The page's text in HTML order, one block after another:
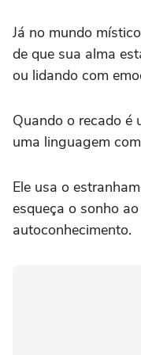
Já no mundo
de que sua alma
ou lidando com
Quando o recado é
uma linguagem
Ele usa o
esqueça o sonho
autoconhecimento.